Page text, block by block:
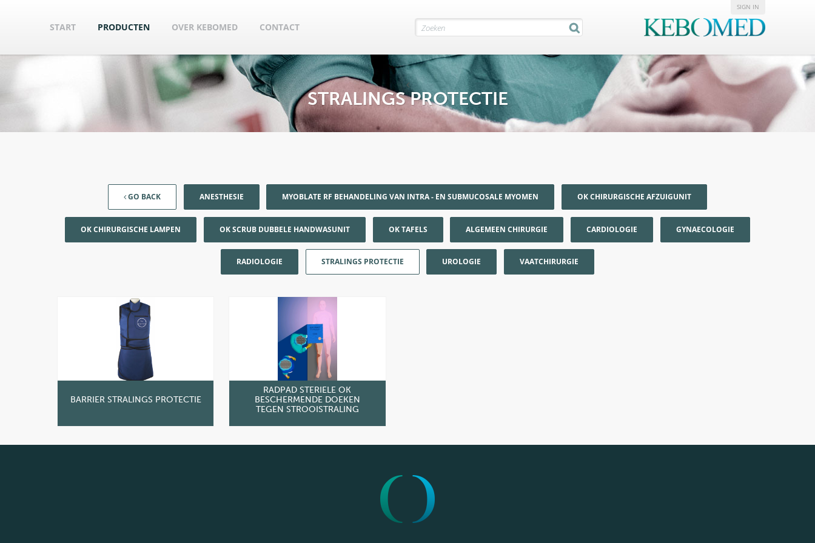
START PRODUCTEN OVER KEBOMED CONTACT
SIGN IN
STRALINGS PROTECTIE
GO BACK ANESTHESIE MYOBLATE RF BEHANDELING VAN INTRA - EN SUBMUCOSALE MYOMEN OK CHIRURGISCHE AFZUIGUNIT
OK CHIRURGISCHE LAMPEN OK SCRUB DUBBELE HANDWASUNIT OK TAFELS ALGEMEEN CHIRURGIE CARDIOLOGIE GYNAECOLOGIE
RADIOLOGIE STRALINGS PROTECTIE UROLOGIE VAATCHIRURGIE
BARRIER STRALINGS PROTECTIE
RADPAD STERIELE OK
BESCHERMENDE DOEKEN
TEGEN STROOISTRALING